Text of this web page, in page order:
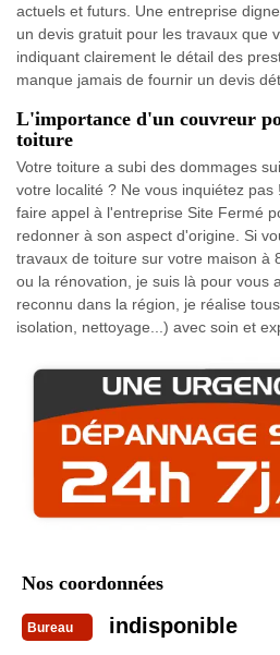
actuels et futurs. Une entreprise
un devis gratuit pour les travaux que
indiquant clairement le détail des
manque jamais de fournir un devis
L'importance d'un couvreur
toiture
Votre toiture a subi des dommages
votre localité ? Ne vous inquiétez
faire appel à l'entreprise Site Fermé
redonner à son aspect d'origine. Si
travaux de toiture sur votre maison à
ou la rénovation, je suis là pour vous
reconnu dans la région, je réalise
isolation, nettoyage...) avec soin et
Nos coordonnées
Bureau indisponible